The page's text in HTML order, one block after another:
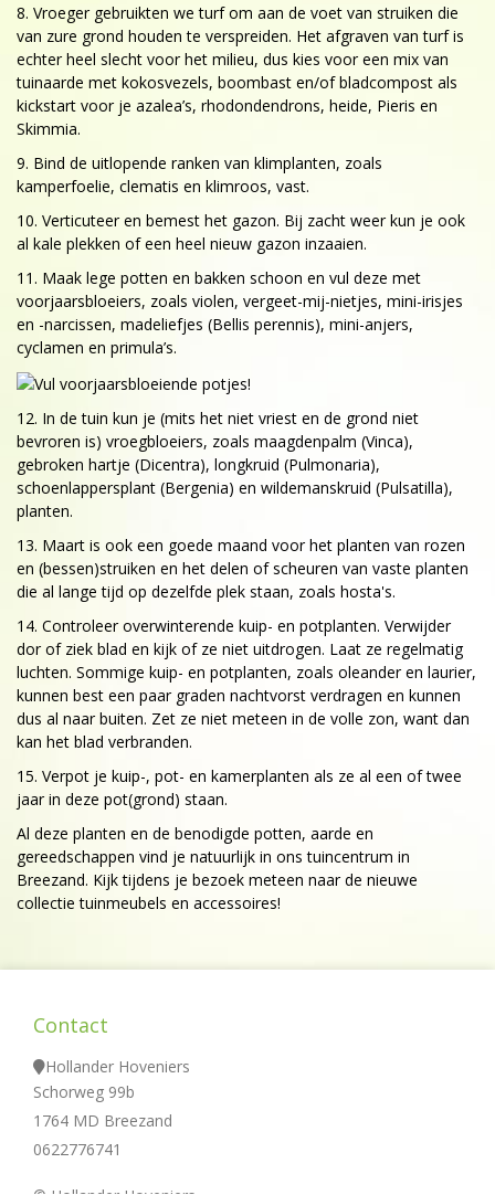
8. Vroeger gebruikten we turf om aan de voet van struiken die
van zure grond houden te verspreiden. Het afgraven van turf is
echter heel slecht voor het milieu, dus kies voor een mix van
tuinaarde met kokosvezels, boombast en/of bladcompost als
kickstart voor je azalea’s, rhodondendrons, heide, Pieris en
Skimmia.
9. Bind de uitlopende ranken van klimplanten, zoals
kamperfoelie, clematis en klimroos, vast.
10. Verticuteer en bemest het gazon. Bij zacht weer kun je ook
al kale plekken of een heel nieuw gazon inzaaien.
11. Maak lege potten en bakken schoon en vul deze met
voorjaarsbloeiers, zoals violen, vergeet-mij-nietjes, mini-irisjes
en -narcissen, madeliefjes (Bellis perennis), mini-anjers,
cyclamen en primula’s.
12. In de tuin kun je (mits het niet vriest en de grond niet
bevroren is) vroegbloeiers, zoals maagdenpalm (Vinca),
gebroken hartje (Dicentra), longkruid (Pulmonaria),
schoenlappersplant (Bergenia) en wildemanskruid (Pulsatilla),
planten.
13. Maart is ook een goede maand voor het planten van rozen
en (bessen)struiken en het delen of scheuren van vaste planten
die al lange tijd op dezelfde plek staan, zoals hosta's.
14. Controleer overwinterende kuip- en potplanten. Verwijder
dor of ziek blad en kijk of ze niet uitdrogen. Laat ze regelmatig
luchten. Sommige kuip- en potplanten, zoals oleander en laurier,
kunnen best een paar graden nachtvorst verdragen en kunnen
dus al naar buiten. Zet ze niet meteen in de volle zon, want dan
kan het blad verbranden.
15. Verpot je kuip-, pot- en kamerplanten als ze al een of twee
jaar in deze pot(grond) staan.
Al deze planten en de benodigde potten, aarde en
gereedschappen vind je natuurlijk in ons tuincentrum in
Breezand. Kijk tijdens je bezoek meteen naar de nieuwe
collectie tuinmeubels en accessoires!
Contact
Hollander Hoveniers
Schorweg 99b
1764 MD Breezand
0622776741